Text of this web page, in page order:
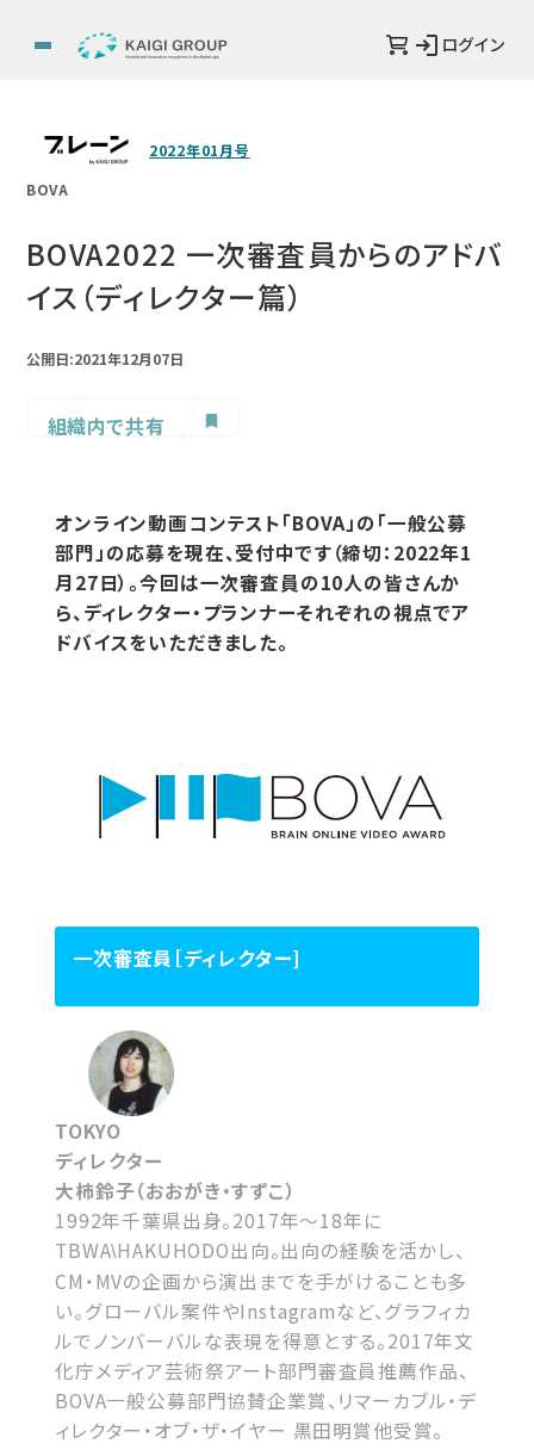
ログイン
2022年01月号
BOVA
BOVA2022 一次審査員からのアドバ
イス（ディレクター篇）
公開日:2021年12月07日
組織内で共有
オンライン動画コンテスト「BOVA」の「一般公募
部門」の応募を現在、受付中です（締切：2022年1
月27日）。今回は一次審査員の10人の皆さんか
ら、ディレクター・プランナーそれぞれの視点でア
ドバイスをいただきました。
一次審査員［ディレクター]
TOKYO
ディレクター
大柿鈴子（おおがき・すずこ）
1992年千葉県出身。2017年～18年に
TBWA\HAKUHODO出向。出向の経験を活かし、
CM・MVの企画から演出までを手がけることも多
い。グローバル案件やInstagramなど、グラフィカ
ルでノンバーバルな表現を得意とする。2017年文
化庁メディア芸術祭アート部門審査員推薦作品、
BOVA一般公募部門協賛企業賞、リマーカブル・デ
ィレクター・オブ・ザ・イヤー 黒田明賞他受賞。